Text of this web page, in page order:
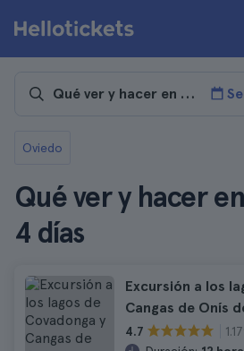
Oviedo
Qué ver y hacer
4 días
Excursión a los
Cangas de Onís
4.7